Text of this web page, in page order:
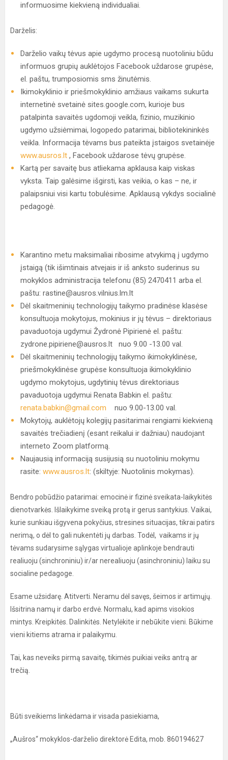
informuosime kiekvieną individualiai.
Darželis:
Darželio vaikų tėvus apie ugdymo procesą nuotoliniu būdu
informuos grupių auklėtojos Facebook uždarose grupėse,
el. paštu, trumposiomis sms žinutėmis.
Ikimokyklinio ir priešmokyklinio amžiaus vaikams sukurta
internetinė svetainė sites.google.com, kurioje bus
patalpinta savaitės ugdomoji veikla, fizinio, muzikinio
ugdymo užsiėmimai, logopedo patarimai, bibliotekininkės
veikla. Informacija tėvams bus pateikta įstaigos svetainėje
www.ausros.lt , Facebook uždarose tėvų grupėse.
Kartą per savaitę bus atliekama apklausa kaip viskas
vyksta. Taip galėsime išgirsti, kas veikia, o kas – ne, ir
palaipsniui visi kartu tobulėsime. Apklausą vykdys socialinė
pedagogė.
Karantino metu maksimaliai ribosime atvykimą į ugdymo
įstaigą (tik išimtinais atvejais ir iš anksto suderinus su
mokyklos administracija telefonu (85) 2470411 arba el.
paštu: rastine@ausros.vilnius.lm.lt
Dėl skaitmeninių technologijų taikymo pradinėse klasėse
konsultuoja mokytojus, mokinius ir jų tėvus – direktoriaus
pavaduotoja ugdymui Žydronė Pipirienė el. paštu:
zydrone.pipiriene@ausros.lt nuo 9.00 -13.00 val.
Dėl skaitmeninių technologijų taikymo ikimokyklinėse,
priešmokyklinėse grupėse konsultuoja ikimokyklinio
ugdymo mokytojus, ugdytinių tėvus direktoriaus
pavaduotoja ugdymui Renata Babkin el. paštu:
renata.babkin@gmail.com nuo 9.00-13.00 val.
Mokytojų, auklėtojų kolegijų pasitarimai rengiami kiekvieną
savaitės trečiadienį (esant reikalui ir dažniau) naudojant
interneto Zoom platformą.
Naujausią informaciją susijusią su nuotoliniu mokymu
rasite: www.ausros.lt: (skiltyje: Nuotolinis mokymas).
Bendro pobūdžio patarimai: emocinė ir fizinė sveikata-laikykitės
dienotvarkės. Išlaikykime sveiką protą ir gerus santykius. Vaikai,
kurie sunkiau išgyvena pokyčius, stresines situacijas, tikrai patirs
nerimą, o dėl to gali nukentėti jų darbas. Todėl, vaikams ir jų
tėvams sudarysime sąlygas virtualioje aplinkoje bendrauti
realiuoju (sinchroniniu) ir/ar nerealiuoju (asinchroniniu) laiku su
socialine pedagoge.
Esame užsidarę. Atitverti. Neramu dėl savęs, šeimos ir artimųjų.
Išsitrina namų ir darbo erdvė. Normalu, kad apims visokios
mintys. Kreipkitės. Dalinkitės. Netylėkite ir nebūkite vieni. Būkime
vieni kitiems atrama ir palaikymu.
Tai, kas neveiks pirmą savaitę, tikimės puikiai veiks antrą ar
trečią.
Būti sveikiems linkėdama ir visada pasiekiama,
„Aušros“ mokyklos-darželio direktorė Edita, mob. 860194627